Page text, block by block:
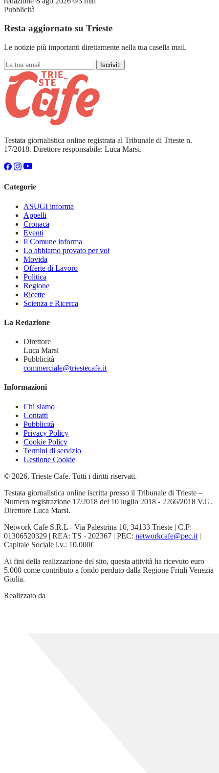
Pubblicità
Resta aggiornato su Trieste
Le notizie più importanti direttamente nella tua casella mail.
Iscriviti
Testata giornalistica online registrata al Tribunale di Trieste n.
17/2018. Direttore responsabile: Luca Marsi.
Categorie
ASUGI informa
Appelli
Cronaca
Eventi
Il Comune informa
Lo abbiamo provato per voi
Movida
Offerte di Lavoro
Politica
Regione
Ricette
Scienza e Ricerca
La Redazione
Direttore
Luca Marsi
Pubblicità
commerciale@triestecafe.it
Informazioni
Chi siamo
Contatti
Pubblicità
Privacy Policy
Cookie Policy
Termini di servizio
Gestione Cookie
© 2026, Trieste Cafe. Tutti i diritti riservati.
Testata giornalistica online iscritta presso il Tribunale di Trieste –
Numero registrazione 17/2018 del 10 luglio 2018 - 2266/2018 V.G.
Direttore Luca Marsi.
Network Cafe S.R.L - Via Palestrina 10, 34133 Trieste | C.F:
01306520329 | REA: TS - 202367 | PEC: networkcafe@pec.it |
Capitale Sociale i.v.: 10.000€
Ai fini della realizzazione del sito, questa attività ha ricevuto euro
5.000 come contributo a fondo perduto dalla Regione Friuli Venezia
Giulia.
Realizzato da